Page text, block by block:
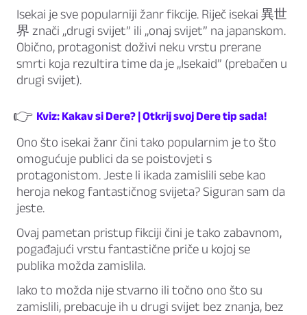
Isekai je sve popularniji žanr fikcije. Riječ isekai 異世
界 znači „drugi svijet” ili „onaj svijet” na japanskom.
Obično, protagonist doživi neku vrstu prerane
smrti koja rezultira time da je „Isekaid” (prebačen u
drugi svijet).
👉 Kviz: Kakav si Dere? | Otkrij svoj Dere tip sada!
Ono što isekai žanr čini tako popularnim je to što
omogućuje publici da se poistovjeti s
protagonistom. Jeste li ikada zamislili sebe kao
heroja nekog fantastičnog svijeta? Siguran sam da
jeste.
Ovaj pametan pristup fikciji čini je tako zabavnom,
pogađajući vrstu fantastične priče u kojoj se
publika možda zamislila.
Iako to možda nije stvarno ili točno ono što su
zamislili, prebacuje ih u drugi svijet bez znanja, bez